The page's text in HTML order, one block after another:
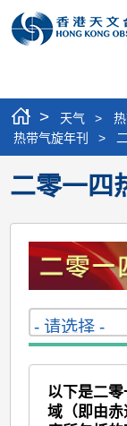
> 天气 >
热带气旋年刊
>
二零一四
以下是二
域（即由